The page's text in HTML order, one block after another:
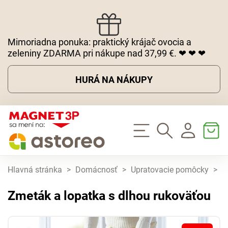
Mimoriadna ponuka: praktický krájač ovocia a
zeleniny ZDARMA pri nákupe nad 37,99 €. ❤ ❤ ❤
HURÁ NA NÁKUPY
Hlavná stránka > Domácnosť > Upratovacie pomôcky >
Zmeták a lopatka s dlhou rukoväťou